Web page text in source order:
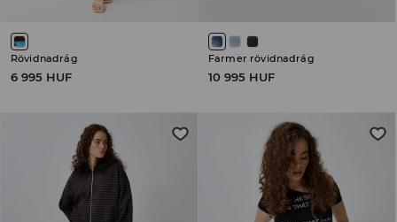
Rövidnadrág
6 995 HUF
Farmer rövidnadrág
10 995 HUF